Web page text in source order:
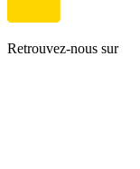
Retrouvez-nous sur